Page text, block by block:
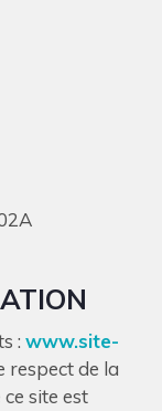
: www.site-
respect de la
site est